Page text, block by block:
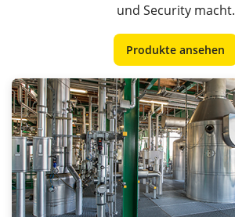
und Security macht.
Produkte ansehen